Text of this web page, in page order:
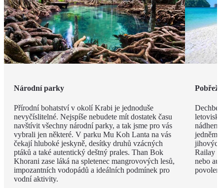
Národní parky
Přírodní bohatství v okolí Krabi je jednoduše
nevyčíslitelné. Nejspíše nebudete mít dostatek času
navštívit všechny národní parky, a tak jsme pro vás
vybrali jen některé. V parku Mu Koh Lanta na vás
čekají hluboké jeskyně, desítky druhů vzácných
ptáků a také autentický deštný prales. Than Bok
Khorani zase láká na spletenec mangrovových lesů,
impozantních vodopádů a ideálních podmínek pro
vodní aktivity.
Pobřeží
jedněm
Railay
nebo